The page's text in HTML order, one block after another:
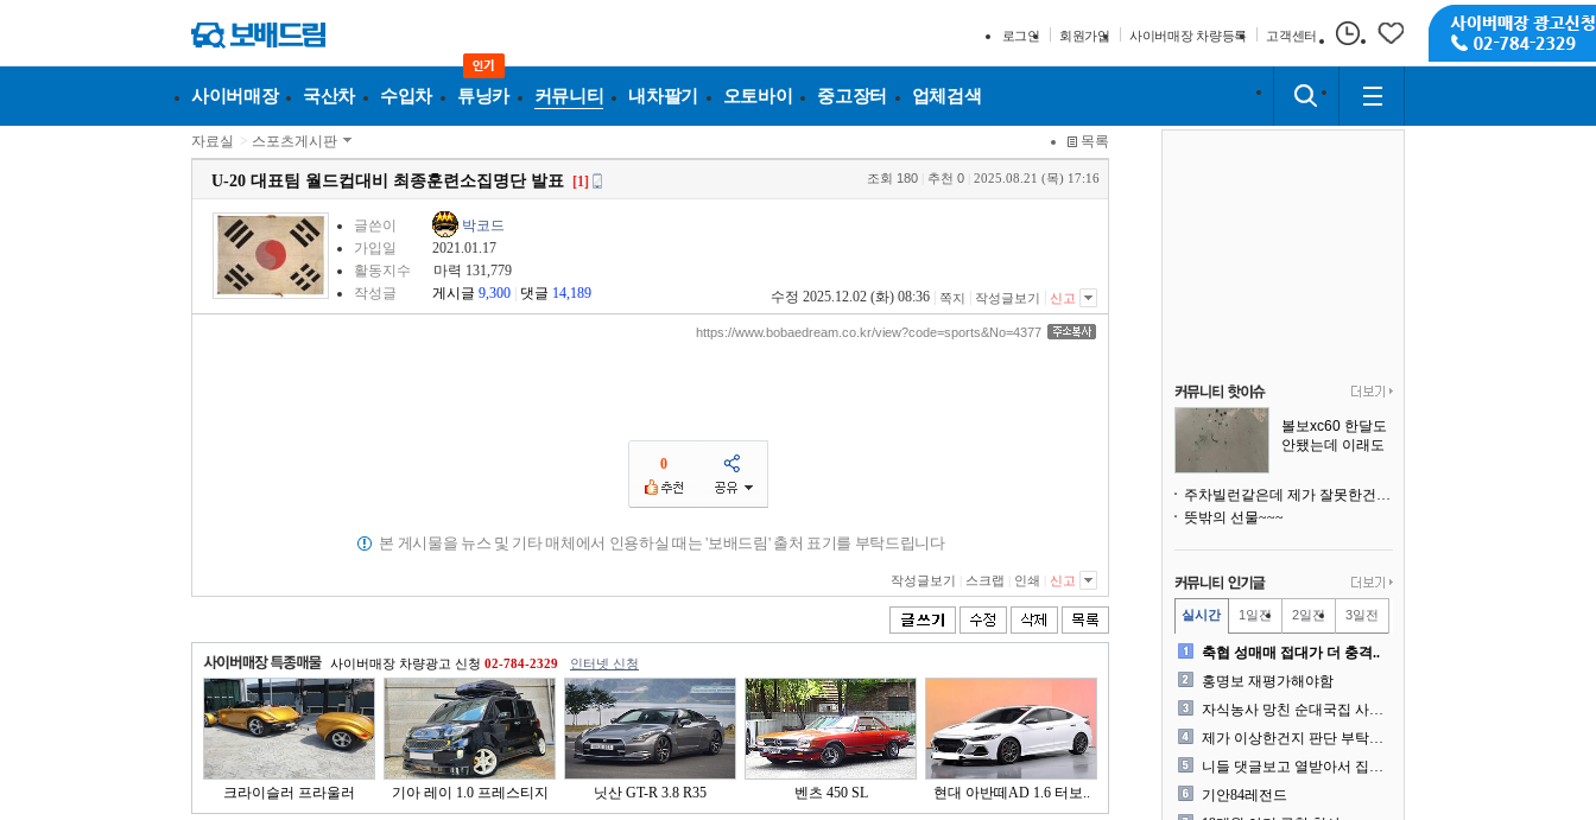
로그인 회원가입 사이버매장 차량등록 고객센터
사이버매장 국산차 수입차 튜닝카 커뮤니티 내차팔기 오토바이 중고장터 업체검색
자료실 > 스포츠게시판 목록
U-20 대표팀 월드컵대비 최종훈련소집명단 발표 [1] 조회 180 추천 0 2025.08.21 (목) 17:16
글쓴이
박코드
가입일
2021.01.17
활동지수
마력 131,779
작성글
게시글 9,300 댓글 14,189 수정 2025.12.02 (화) 08:36 쪽지 작성글보기 신고
https://www.bobaedream.co.kr/view?code=sports&No=4377
0
본 게시물을 뉴스 및 기타 매체에서 인용하실 때는 '보배드림' 출처 표기를 부탁드립니다
작성글보기 스크랩 인쇄 신고
사이버매장 차량광고 신청 02-784-2329 인터넷 신청
크라이슬러 프라울러 기아 레이 1.0 프레스티지 닛산 GT-R 3.8 R35 벤츠 450 SL 현대 아반떼AD 1.6 터보..
볼보xc60 한달도
안됐는데 이래도
주차빌런같은데 제가 잘못한건가요
뜻밖의 선물~~~
실시간 1일전 2일전 3일전
축협 성매매 접대가 더 충격..
홍명보 재평가해야함
자식농사 망친 순대국집 사장..
제가 이상한건지 판단 부탁드..
니들 댓글보고 열받아서 집구..
기안84레전드